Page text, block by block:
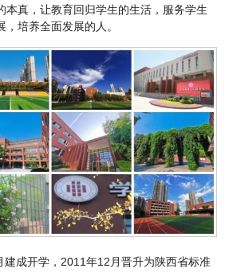
本真，让教育回归学生的生活，服务学生
培养全面发展的人。
建成开学，2011年12月晋升为陕西省标准